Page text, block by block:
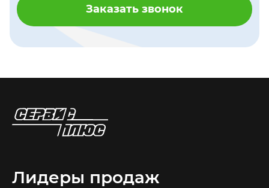
Заказать звонок
Лидеры продаж